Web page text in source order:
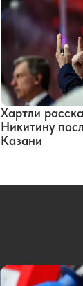
Хартли
Никитину
Казани